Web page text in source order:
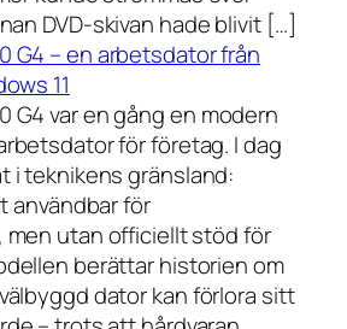
DVD-skivan hade blivit […]
G4 – en arbetsdator från
11
G4 var en gång en modern
för företag. I dag
i teknikens gränsland:
användbar för
utan officiellt stöd för
berättar historien om
dator kan förlora sitt